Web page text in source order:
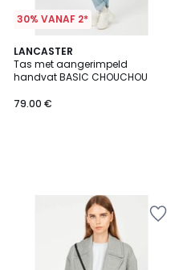
30% VANAF 2*
LANCASTER
Tas met aangerimpeld
handvat BASIC CHOUCHOU
79.00 €